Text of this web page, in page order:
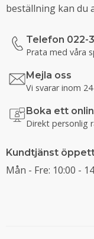
beställning kan du
Telefon 022-
Prata med våra
Mejla oss
Vi svarar inom
Boka ett
Direkt personlig
Kundtjänst
Mån - Fre: 10:00 -